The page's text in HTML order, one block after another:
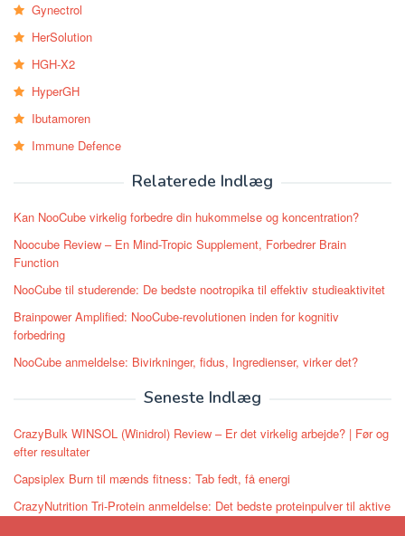
Gynectrol
HerSolution
HGH-X2
HyperGH
Ibutamoren
Immune Defence
Relaterede Indlæg
Kan NooCube virkelig forbedre din hukommelse og koncentration?
Noocube Review – En Mind-Tropic Supplement, Forbedrer Brain
Function
NooCube til studerende: De bedste nootropika til effektiv studieaktivitet
Brainpower Amplified: NooCube-revolutionen inden for kognitiv
forbedring
NooCube anmeldelse: Bivirkninger, fidus, Ingredienser, virker det?
Seneste Indlæg
CrazyBulk WINSOL (Winidrol) Review – Er det virkelig arbejde? | Før og
efter resultater
Capsiplex Burn til mænds fitness: Tab fedt, få energi
CrazyNutrition Tri-Protein anmeldelse: Det bedste proteinpulver til aktive